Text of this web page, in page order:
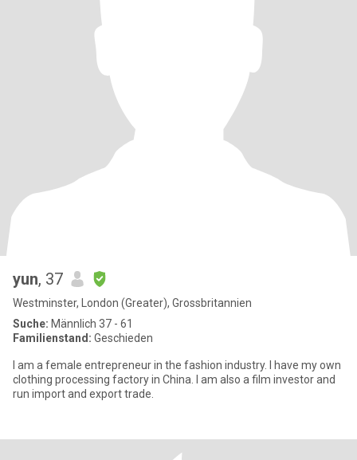
yun, 37
Westminster, London (Greater), Grossbritannien
Suche: Männlich 37 - 61
Familienstand: Geschieden
I am a female entrepreneur in the fashion industry. I have my own
clothing processing factory in China. I am also a film investor and
run import and export trade.